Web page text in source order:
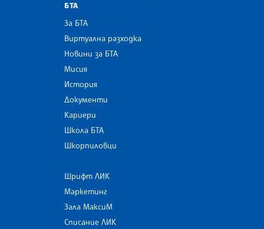
БТА
За БТА
Виртуална разходка
Новини за БТА
Мисия
История
Документи
Кариери
Школа БТА
Шкорпиловци
Шрифт ЛИК
Маркетинг
Зала МаксиМ
Списание ЛИК